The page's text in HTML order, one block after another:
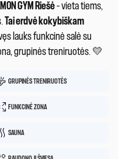
GYM Riešė– vieta tiems,
Tai erdvė kokybiškam
lauks funkcinė salė su
grupinės treniruotės. 💛
GRUPINĖS TRENIRUOTĖS
FUNKCINĖ ZONA
SAUNA